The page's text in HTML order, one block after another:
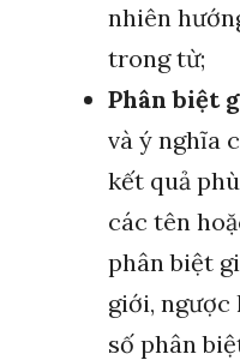
nhiên
trong từ;
Phân biệt
và ý nghĩa
kết quả
các tên
phân biệt
giới, ngược
số phân